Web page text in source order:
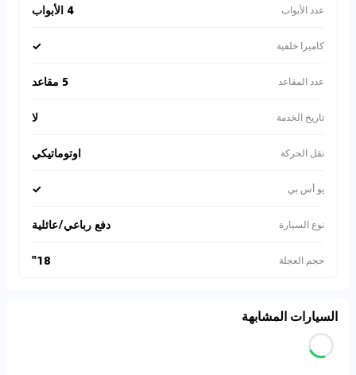
عدد الأبواب 4 الأبواب
كاميرا خلفية ✓
عدد المقاعد 5 مقاعد
تاريخ الخدمة لا
نقل الحركة اوتوماتيكي
يو أس بي ✓
نوع السيارة دفع رباعي/عائلية
حجم العجلة 18"
السيارات المشابهة